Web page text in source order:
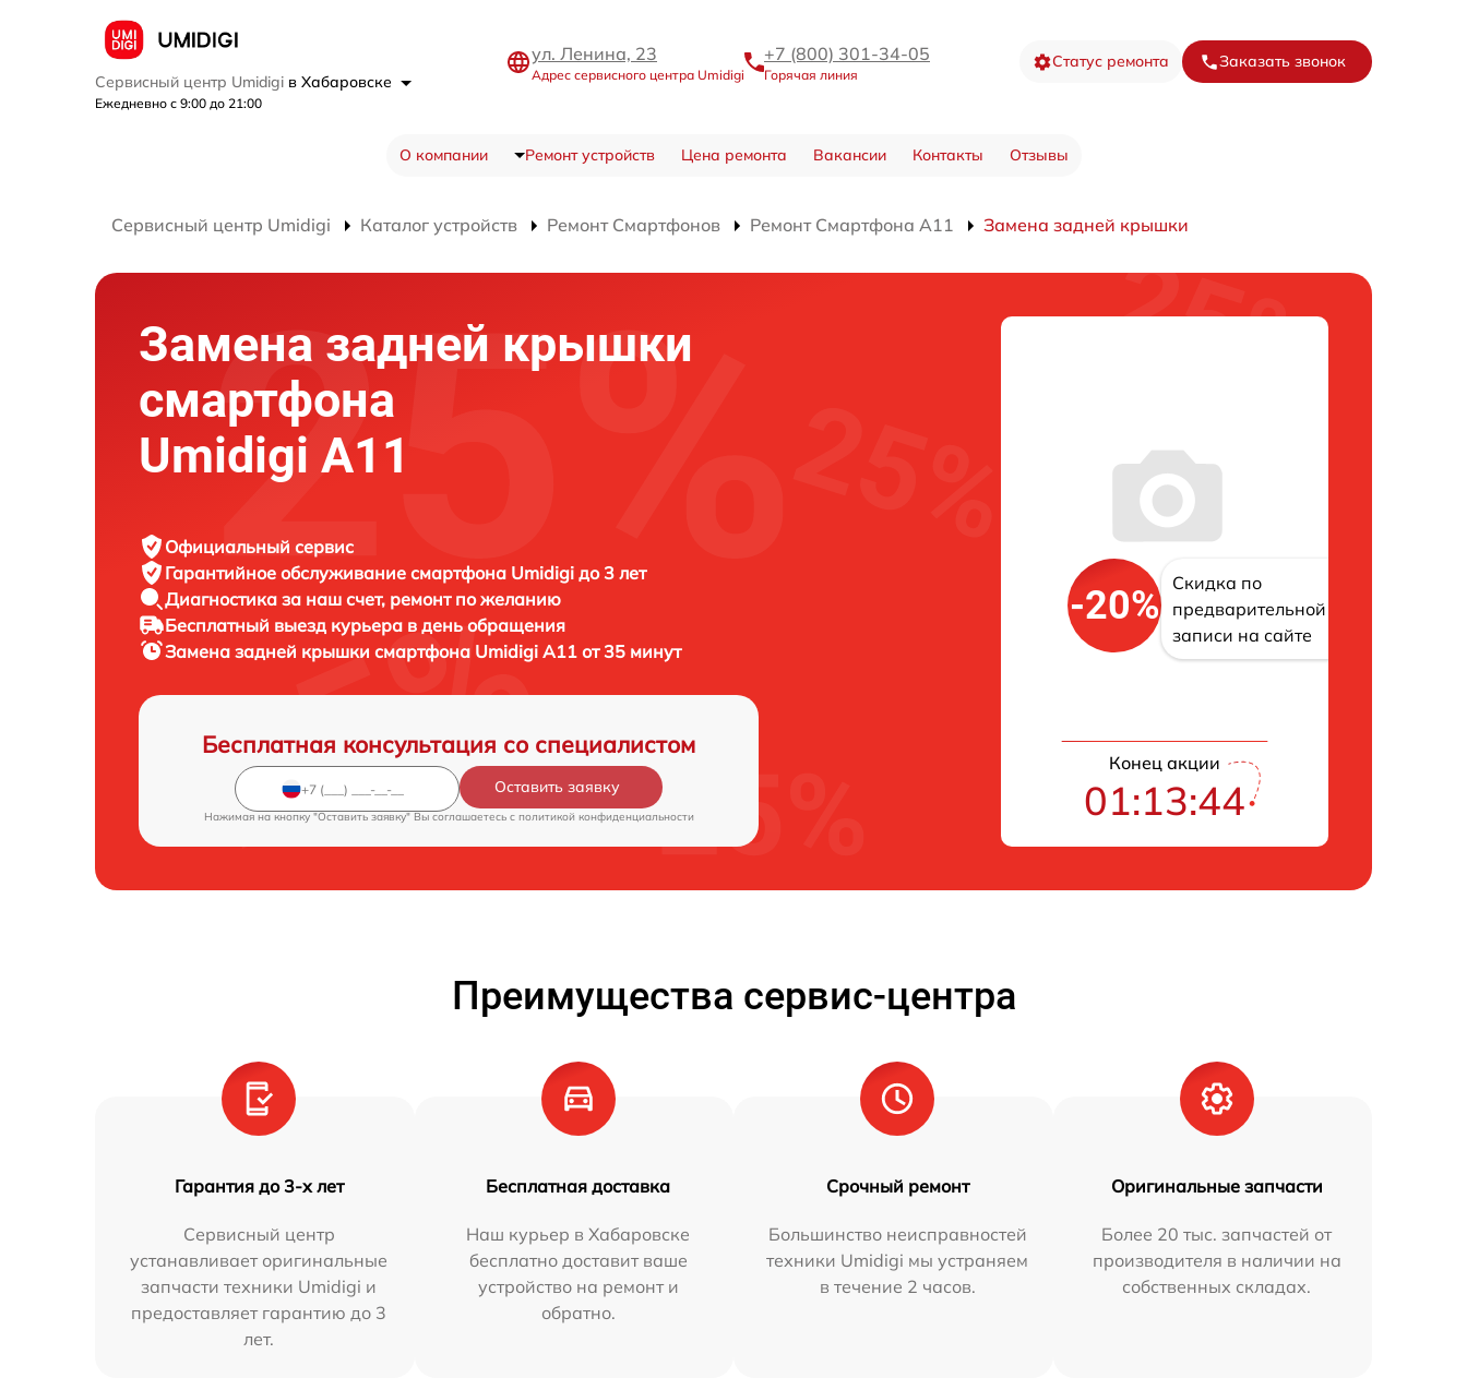
Сервисный центр Umidigi в Хабаровске
Ежедневно с 9:00 до 21:00
ул. Ленина, 23
Адрес сервисного центра Umidigi
+7 (800) 301-34-05
Горячая линия
Статус ремонта Заказать звонок
О компании Ремонт устройств Цена ремонта Вакансии Контакты Отзывы
Сервисный центр Umidigi Каталог устройств Ремонт Смартфонов Ремонт Смартфона A11 Замена задней крышки
Замена задней крышки
смартфона
Umidigi A11
Официальный сервис
Гарантийное обслуживание смартфона Umidigi до 3 лет
Диагностика за наш счет, ремонт по желанию
Бесплатный выезд курьера в день обращения
Замена задней крышки смартфона Umidigi A11 от 35 минут
Бесплатная консультация со специалистом
Оставить заявку
Нажимая на кнопку "Оставить заявку" Вы соглашаетесь c политикой конфиденциальности
-20%
Скидка по
предварительной
записи на сайте
Конец акции
01:13:43
Преимущества сервис-центра
Гарантия до 3-х лет
Сервисный центр
устанавливает оригинальные
запчасти техники Umidigi и
предоставляет гарантию до 3
лет.
Бесплатная доставка
Наш курьер в Хабаровске
бесплатно доставит ваше
устройство на ремонт и
обратно.
Срочный ремонт
Большинство неисправностей
техники Umidigi мы устраняем
в течение 2 часов.
Оригинальные запчасти
Более 20 тыс. запчастей от
производителя в наличии на
собственных складах.